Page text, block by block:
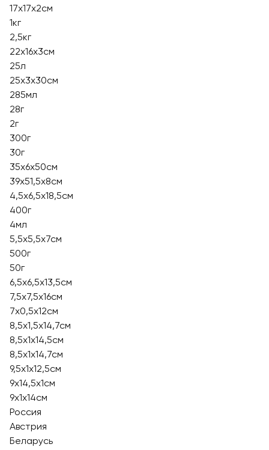
17х17х2см
1кг
2,5кг
22х16х3см
25л
25х3х30см
285мл
28г
2г
300г
30г
35х6х50см
39х51,5х8см
4,5х6,5х18,5см
400г
4мл
5,5х5,5х7см
500г
50г
6,5х6,5х13,5см
7,5х7,5х16см
7х0,5х12см
8,5х1,5х14,7см
8,5х1х14,5см
8,5х1х14,7см
9,5х1х12,5см
9х14,5х1см
9х1х14см
Россия
Австрия
Беларусь